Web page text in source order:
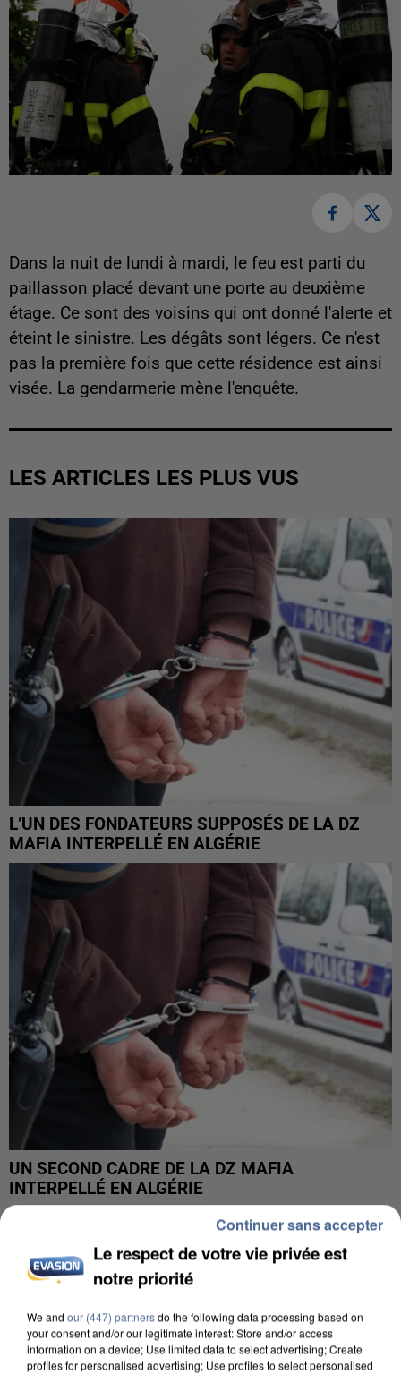
Dans la nuit de lundi à mardi, le feu est parti du
paillasson placé devant une porte au deuxième
étage. Ce sont des voisins qui ont donné l'alerte et
éteint le sinistre. Les dégâts sont légers. Ce n'est
pas la première fois que cette résidence est ainsi
visée. La gendarmerie mène l'enquête.
LES ARTICLES LES PLUS VUS
L’UN DES FONDATEURS SUPPOSÉS DE LA DZ
MAFIA INTERPELLÉ EN ALGÉRIE
UN SECOND CADRE DE LA DZ MAFIA
INTERPELLÉ EN ALGÉRIE
Le respect de votre vie privée est
notre priorité
We and our (447) partnersdo the following data processing based on
your consent and/or our legitimate interest: Store and/or access
information on a device; Use limited data to select advertising; Create
profiles for personalised advertising; Use profiles to select personalised
Continuer sans accepter